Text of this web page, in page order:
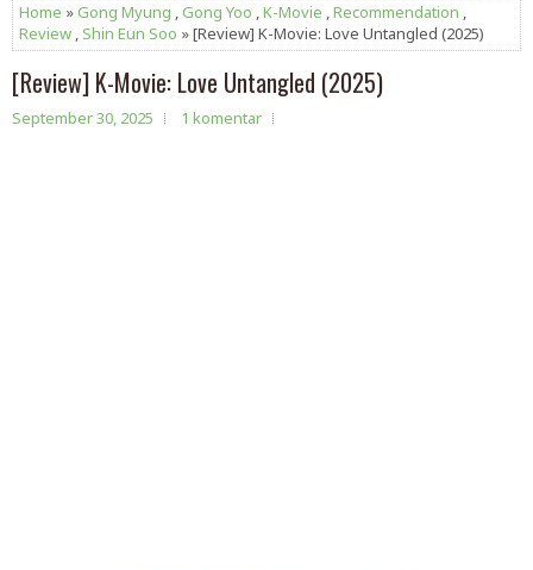
Home »Gong Myung ,Gong Yoo ,K-Movie ,Recommendation ,
Review , Shin Eun Soo » [Review] K-Movie: Love Untangled (2025)
[Review] K-Movie: Love Untangled (2025)
September 30, 2025 1 komentar